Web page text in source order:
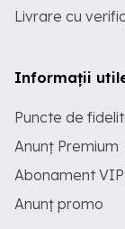
Livrare cu
Informații
Puncte de
Anunț Premium
Abonament VIP
Anunț promo